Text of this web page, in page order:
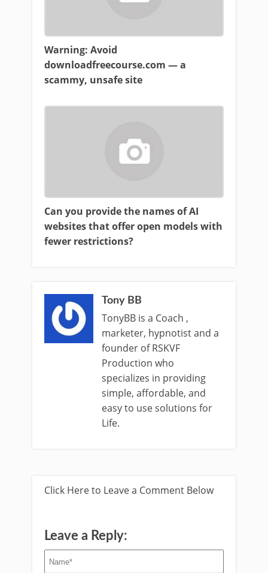
Warning: Avoid
downloadfreecourse.com — a
scammy, unsafe site
Can you provide the names of AI
websites that offer open models with
fewer restrictions?
Tony BB
TonyBB is a Coach ,
marketer, hypnotist and a
founder of RSKVF
Production who
specializes in providing
simple, affordable, and
easy to use solutions for
Life.
Click Here to Leave a Comment Below
Leave a Reply: